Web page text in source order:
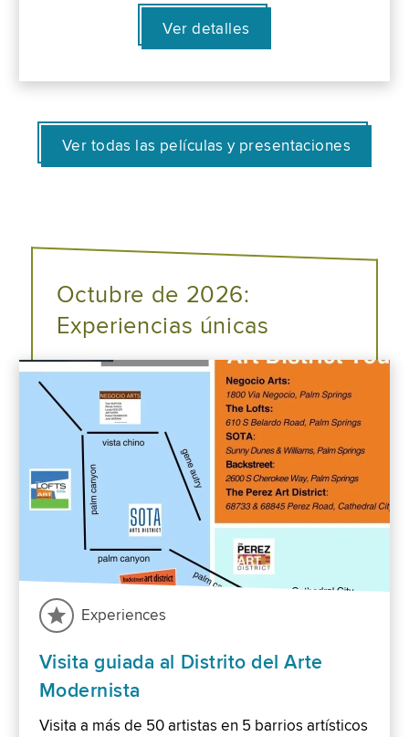
Ver detalles
Ver todas las películas y presentaciones
Octubre de 2026:
Experiencias únicas
Experiences
Visita guiada al Distrito del Arte
Modernista
Visita a más de 50 artistas en 5 barrios artísticos